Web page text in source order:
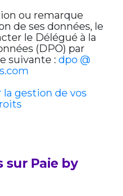
ou remarque
de ses données, le
le Délégué à la
(DPO) par
suivante : dpo @
la gestion de vos
sur Paie by